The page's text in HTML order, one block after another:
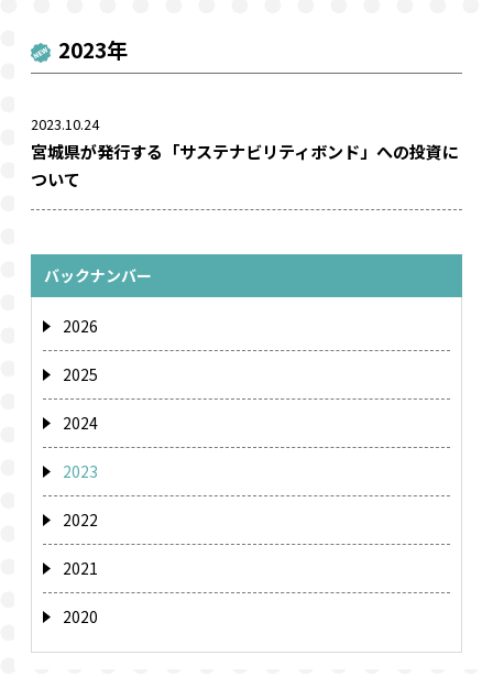
2023年
2023.10.24
宮城県が発行する「サステナビリティボンド」への投資に
ついて
バックナンバー
2026
2025
2024
2023
2022
2021
2020